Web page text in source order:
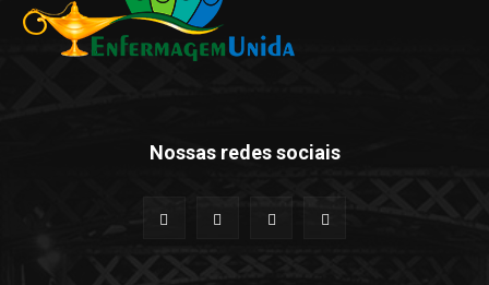
Nossas redes sociais